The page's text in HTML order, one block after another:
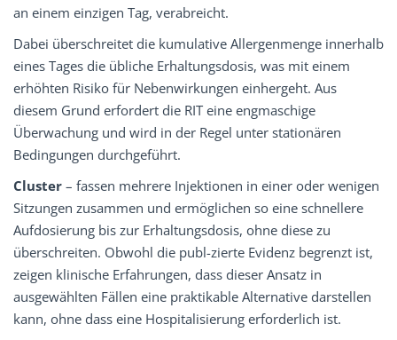
an einem einzigen Tag, verabreicht.
Dabei überschreitet die kumulative Allergenmenge innerhalb
eines Tages die übliche Erhaltungsdosis, was mit einem
erhöhten Risiko für Nebenwirkungen einhergeht. Aus
diesem Grund erfordert die RIT eine engmaschige
Überwachung und wird in der Regel unter stationären
Bedingungen durchgeführt.
Cluster – fassen mehrere Injektionen in einer oder wenigen
Sitzungen zusammen und ermöglichen so eine schnellere
Aufdosierung bis zur Erhaltungsdosis, ohne diese zu
überschreiten. Obwohl die publ-zierte Evidenz begrenzt ist,
zeigen klinische Erfahrungen, dass dieser Ansatz in
ausgewählten Fällen eine praktikable Alternative darstellen
kann, ohne dass eine Hospitalisierung erforderlich ist.